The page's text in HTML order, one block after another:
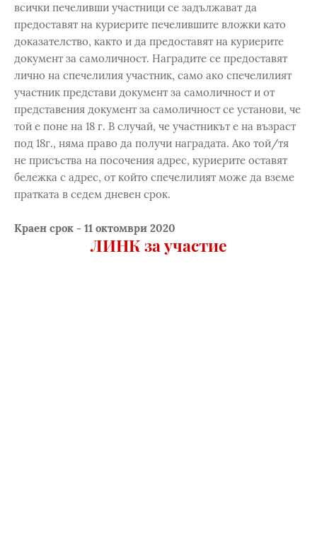
всички печеливши участници се задължават да
предоставят на куриерите печелившите вложки като
доказателство, както и да предоставят на куриерите
документ за самоличност. Наградите се предоставят
лично на спечелилия участник, само ако спечелилият
участник представи документ за самоличност и от
представения документ за самоличност се установи, че
той е поне на 18 г. В случай, че участникът е на възраст
под 18г., няма право да получи наградата. Ако той/тя
не присъства на посочения адрес, куриерите оставят
бележка с адрес, от който спечелилият може да вземе
пратката в седем дневен срок.
Краен срок - 11 октомври 2020
ЛИНК за участие